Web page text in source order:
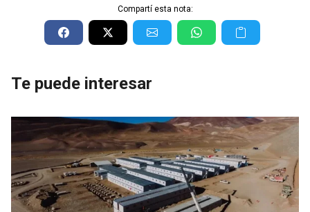
Compartí esta nota:
Te puede interesar